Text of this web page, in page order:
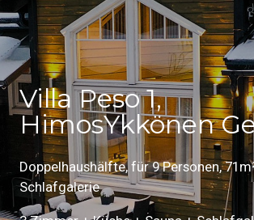
Villa Peso 1,
HimosYkkönen
Doppelhaushälfte, für 9 Personen,
Schlafgalerie